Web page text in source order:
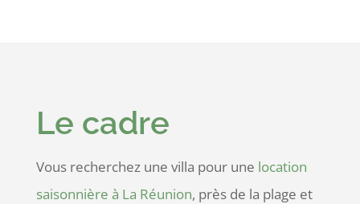
Le cadre
Vous recherchez une villa pour une location
saisonnière à La Réunion, près de la plage et